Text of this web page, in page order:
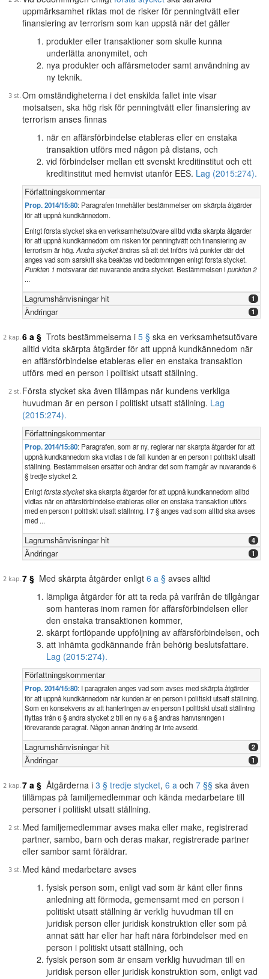
uppmärksamhet riktas mot de risker för penningtvätt eller
finansiering av terrorism som kan uppstå när det gäller
produkter eller transaktioner som skulle kunna
underlätta anonymitet, och
nya produkter och affärsmetoder samt användning av
ny teknik.
Om omständigheterna i det enskilda fallet inte visar
motsatsen, ska hög risk för penningtvätt eller finansiering av
terrorism anses finnas
när en affärsförbindelse etableras eller en enstaka
transaktion utförs med någon på distans, och
vid förbindelser mellan ett svenskt kreditinstitut och ett
kreditinstitut med hemvist utanför EES. Lag (2015:274).
Författningskommentar
Prop. 2014/15:80: Paragrafen innehåller bestämmelser om skärpta åtgärder
för att uppnå kundkännedom.
Enligt första stycket ska en verksamhetsutövare alltid vidta skärpta åtgärder
för att uppnå kundkännedom om risken för penningtvätt och finansiering av
terrorism är hög. Andra stycketändras så att det införs två punkter där det
anges vad som särskilt ska beaktas vid bedömningen enligt första stycket.
Punkten 1 motsvarar det nuvarande andra stycket. Bestämmelsen i punkten 2
...
Lagrumshänvisningar hit 1
Ändringar 1
6 a § Trots bestämmelserna i 5 § ska en verksamhetsutövare
alltid vidta skärpta åtgärder för att uppnå kundkännedom när
en affärsförbindelse etableras eller en enstaka transaktion
utförs med en person i politiskt utsatt ställning.
Första stycket ska även tillämpas när kundens verkliga
huvudman är en person i politiskt utsatt ställning. Lag
(2015:274).
Författningskommentar
Prop. 2014/15:80: Paragrafen, som är ny, reglerar när skärpta åtgärder för att
uppnå kundkännedom ska vidtas i de fall kunden är en person i politiskt utsatt
ställning. Bestämmelsen ersätter och ändrar det som framgår av nuvarande 6
§ tredje stycket 2.
Enligtförsta stycketska skärpta åtgärder för att uppnå kundkännedom alltid
vidtas när en affärsförbindelse etableras eller en enstaka transaktion utförs
med en person i politiskt utsatt ställning. I 7 § anges vad som alltid ska avses
med ...
Lagrumshänvisningar hit 4
Ändringar 1
7 § Med skärpta åtgärder enligt 6 a § avses alltid
lämpliga åtgärder för att ta reda på varifrån de tillgångar
som hanteras inom ramen för affärsförbindelsen eller
den enstaka transaktionen kommer,
skärpt fortlöpande uppföljning av affärsförbindelsen, och
att inhämta godkännande från behörig beslutsfattare.
Lag (2015:274).
Författningskommentar
Prop. 2014/15:80: I paragrafen anges vad som avses med skärpta åtgärder
för att uppnå kundkännedom när kunden är en person i politiskt utsatt ställning.
Som en konsekvens av att hanteringen av en person i politiskt utsatt ställning
flyttas från 6 § andra stycket 2 till en ny 6 a § ändras hänvisningen i
förevarande paragraf. Någon annan ändring är inte avsedd.
Lagrumshänvisningar hit 2
Ändringar 1
7 a § Åtgärderna i 3 § tredje stycket, 6 a och 7 §§ ska även
tillämpas på familjemedlemmar och kända medarbetare till
personer i politiskt utsatt ställning.
Med familjemedlemmar avses maka eller make, registrerad
partner, sambo, barn och deras makar, registrerade partner
eller sambor samt föräldrar.
Med känd medarbetare avses
fysisk person som, enligt vad som är känt eller finns
anledning att förmoda, gemensamt med en person i
politiskt utsatt ställning är verklig huvudman till en
juridisk person eller juridisk konstruktion eller som på
annat sätt har eller har haft nära förbindelser med en
person i politiskt utsatt ställning, och
fysisk person som är ensam verklig huvudman till en
juridisk person eller juridisk konstruktion som, enligt vad